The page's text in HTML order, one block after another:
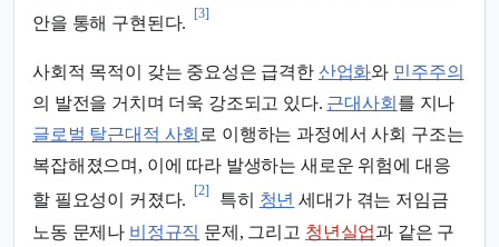
안을 통해 구현된다.
[3]
사회적 목적이 갖는 중요성은 급격한 산업화와 민주주의
의 발전을 거치며 더욱 강조되고 있다. 근대사회 를 지나
글로벌 탈근대적 사회 로 이행하는 과정에서 사회 구조는
복잡해졌으며, 이에 따라 발생하는 새로운 위험에 대응
할 필요성이 커졌다.
[2]
특히 청년 세대가 겪는 저임금
노동 문제나 비정규직 문제, 그리고 청년실업과 같은 구